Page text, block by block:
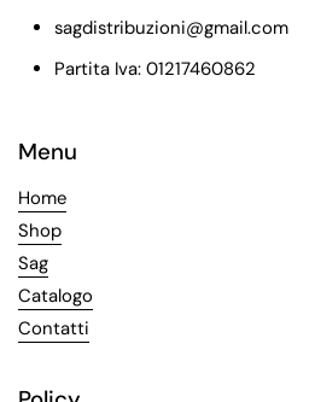
sagdistribuzioni@gmail.com
Partita Iva: 01217460862
Menu
Home
Shop
Sag
Catalogo
Contatti